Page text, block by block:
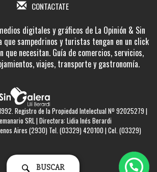
CONTACTATE
digitales y gráficos de La Opinión & Sin
que sampedrinos y turistas tengan en un click
que necesitan. Guía de comercios, servicios,
viajes, transporte y gastronomía.
Registro de la Propiedad Intelectual Nº 92025279 |
SRL | Directora: Lidia Inés Berardi
Aires (2930) Tel. (03329) 420100 | Cel. (03329)
BUSCAR